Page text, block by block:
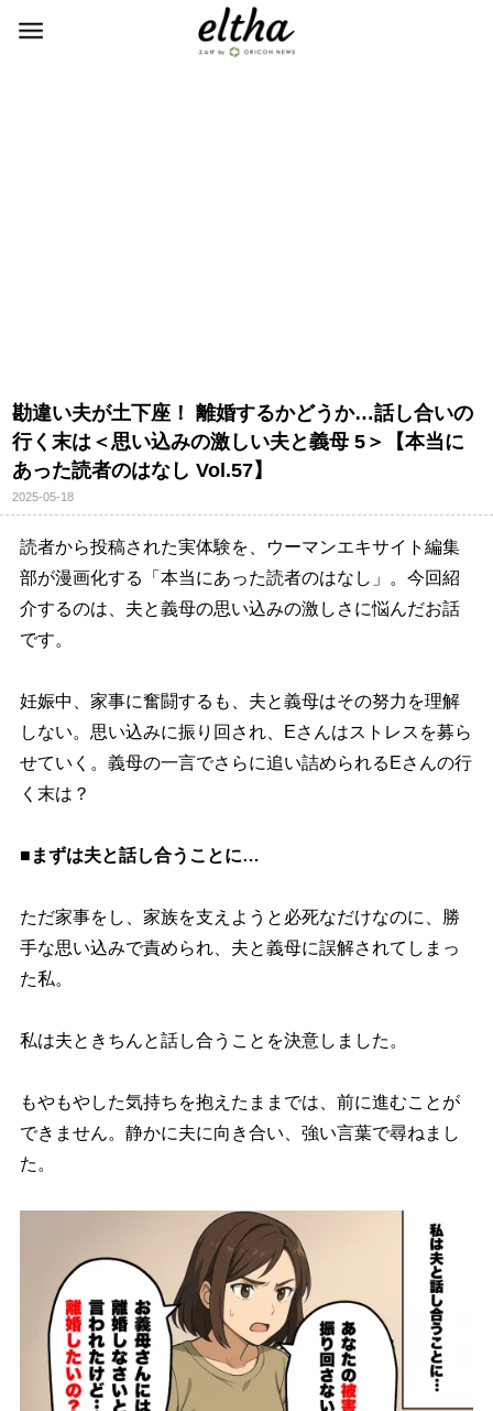
勘違い夫が土下座！ 離婚するかどうか…話し合いの
行く末は＜思い込みの激しい夫と義母 5＞【本当に
あった読者のはなし Vol.57】
2025-05-18
読者から投稿された実体験を、ウーマンエキサイト編集
部が漫画化する「本当にあった読者のはなし」。今回紹
介するのは、夫と義母の思い込みの激しさに悩んだお話
です。
妊娠中、家事に奮闘するも、夫と義母はその努力を理解
しない。思い込みに振り回され、Eさんはストレスを募ら
せていく。義母の一言でさらに追い詰められるEさんの行
く末は？
■まずは夫と話し合うことに…
ただ家事をし、家族を支えようと必死なだけなのに、勝
手な思い込みで責められ、夫と義母に誤解されてしまっ
た私。
私は夫ときちんと話し合うことを決意しました。
もやもやした気持ちを抱えたままでは、前に進むことが
できません。静かに夫に向き合い、強い言葉で尋ねまし
た。